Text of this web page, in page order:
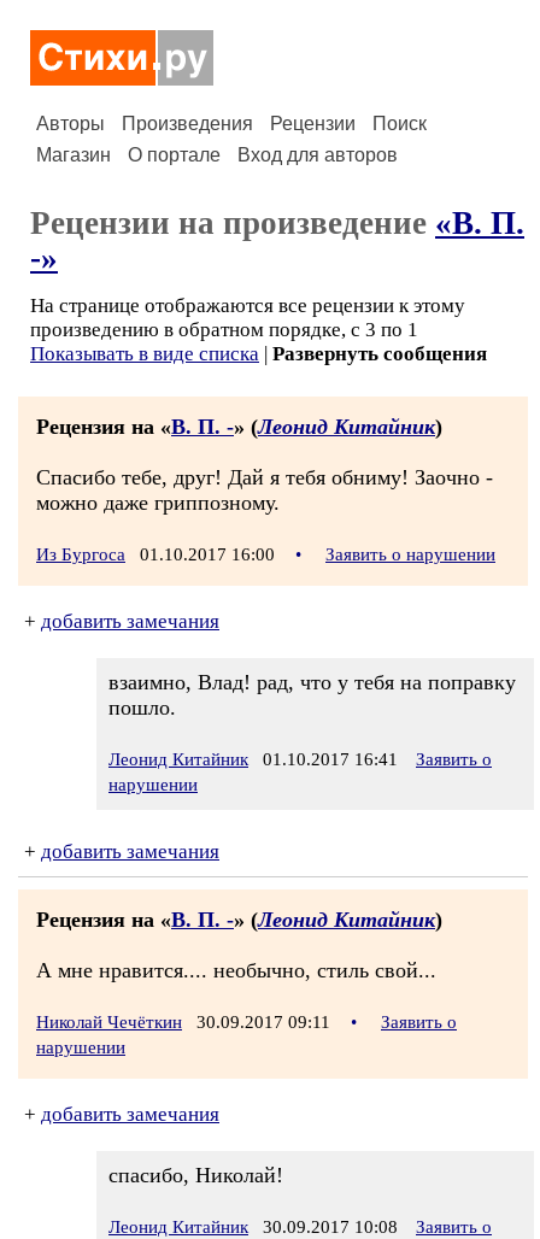
Авторы Произведения Рецензии
Поиск
Магазин
О портале Вход для авторов
Рецензии на произведение «В. П.
-»
На странице отображаются все рецензии к этому
произведению в обратном порядке, с 3 по 1
Показывать в виде списка | Развернуть сообщения
Рецензия на «В. П. -» (Леонид Китайник)
Спасибо тебе, друг! Дай я тебя обниму! Заочно -
можно даже гриппозному.
Из Бургоса 01.10.2017 16:00 • Заявить о нарушении
+ добавить замечания
взаимно, Влад! рад, что у тебя на поправку
пошло.
Леонид Китайник 01.10.2017 16:41
Заявить о
нарушении
+ добавить замечания
Рецензия на «В. П. -» (Леонид Китайник)
А мне нравится.... необычно, стиль свой...
Николай Чечёткин 30.09.2017 09:11 •
Заявить о
нарушении
+ добавить замечания
спасибо, Николай!
Леонид Китайник 30.09.2017 10:08
Заявить о